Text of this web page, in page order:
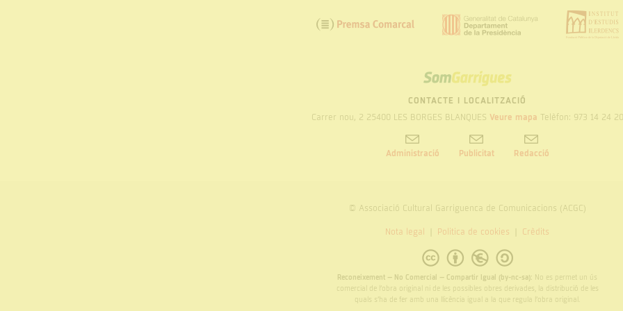
Som
Garrigues
CONTACTE I LOCALITZACIÓ
Carrer nou, 2 25400 LES BORGES BLANQUES Veure mapa Telèfon: 973 14 24 20
Administració Publicitat Redacció
© Associació Cultural Garriguenca de Comunicacions (ACGC)
Nota legal Politica de cookies Crèdits
Reconeixement – No Comercial – Compartir Igual (by-nc-sa): No es permet un ús
comercial de l’obra original ni de les possibles obres derivades, la distribució de les
quals s’ha de fer amb una llicència igual a la que regula l’obra original.